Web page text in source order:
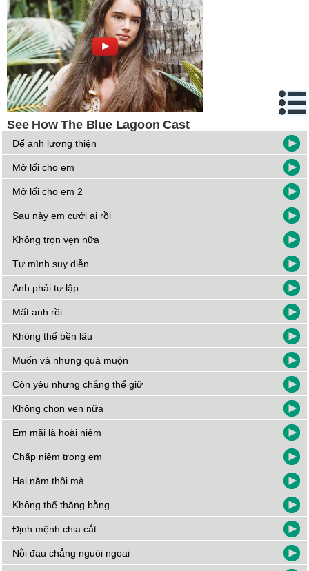
Để anh lương thiện
Mở lối cho em
Mở lối cho em 2
Sau này em cưới ai rồi
Không trọn vẹn nữa
Tự mình suy diễn
Anh phải tự lập
Mất anh rồi
Không thể bền lâu
Muốn vá nhưng quá muộn
Còn yêu nhưng chẳng thể giữ
Không chọn vẹn nữa
Em mãi là hoài niệm
Chấp niệm trong em
Hai năm thôi mà
Không thể thăng bằng
Định mệnh chia cắt
Nỗi đau chẳng nguôi ngoai